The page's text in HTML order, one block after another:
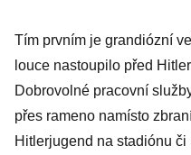
Tím prvním je grandiózní
louce nastoupilo před
Dobrovolné pracovní
přes rameno namísto
Hitlerjugend na stadiónu